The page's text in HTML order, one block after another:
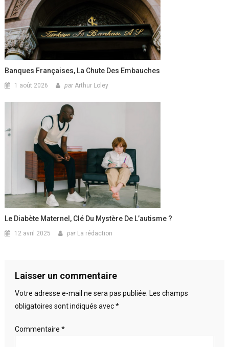
Banques Françaises, La Chute Des Embauches
1 août 2026 par Arthur Loley
Le Diabète Maternel, Clé Du Mystère De L’autisme ?
12 avril 2025 par La rédaction
Laisser un commentaire
Votre adresse e-mail ne sera pas publiée. Les champs
obligatoires sont indiqués avec*
Commentaire *